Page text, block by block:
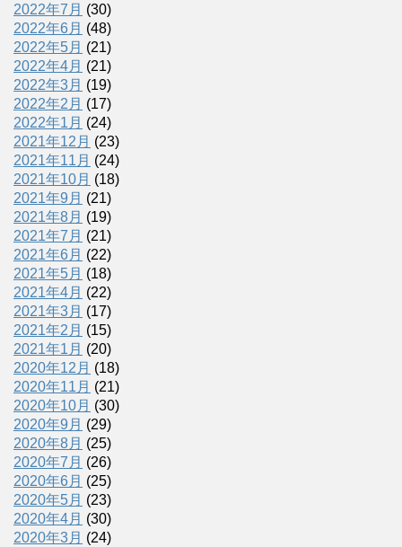
2022年7月 (30)
2022年6月 (48)
2022年5月 (21)
2022年4月 (21)
2022年3月 (19)
2022年2月 (17)
2022年1月 (24)
2021年12月 (23)
2021年11月 (24)
2021年10月 (18)
2021年9月 (21)
2021年8月 (19)
2021年7月 (21)
2021年6月 (22)
2021年5月 (18)
2021年4月 (22)
2021年3月 (17)
2021年2月 (15)
2021年1月 (20)
2020年12月 (18)
2020年11月 (21)
2020年10月 (30)
2020年9月 (29)
2020年8月 (25)
2020年7月 (26)
2020年6月 (25)
2020年5月 (23)
2020年4月 (30)
2020年3月 (24)